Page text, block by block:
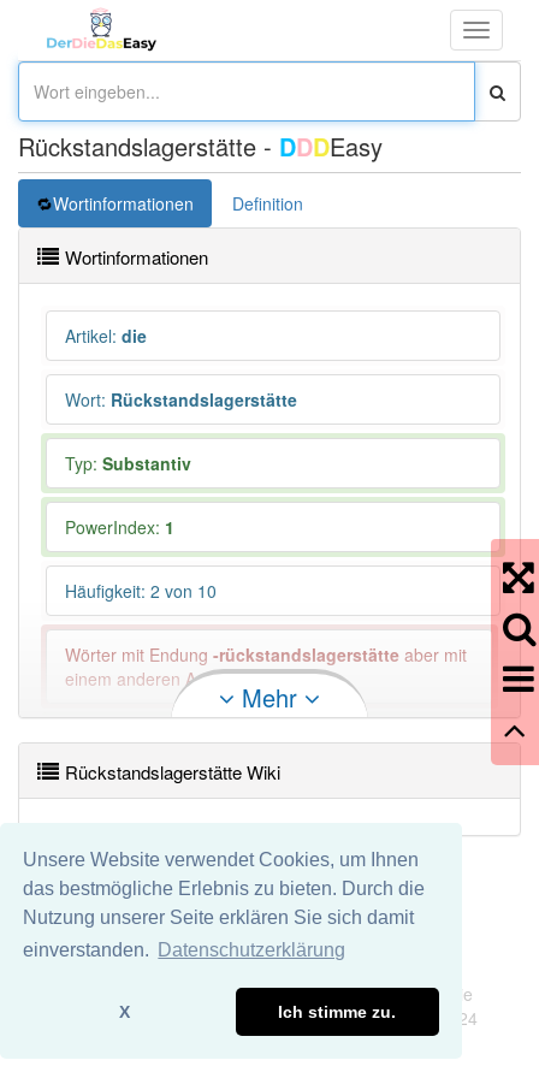
Unsere Website verwendet Cookies, um Ihnen
das bestmögliche Erlebnis zu bieten. Durch die
Nutzung unserer Seite erklären Sie sich damit
einverstanden.
Datenschutzerklärung
X Ich stimme zu.
Toggle
Rückstandslagerstätte - DDDEasy
Wortinformationen Definition
Wortinformationen
Artikel: die
Wort: Rückstandslagerstätte
Typ: Substantiv
PowerIndex: 1
Häufigkeit: 2 von 10
Wörter mit Endung -rückstandslagerstätte aber mit
einem anderen Artikel: -1
93% unserer Spielapp-Nutzer haben den Artikel
korrekt erraten.
Mehr
Rückstandslagerstätte Wiki
Wir übernehmen keine Garantie und keine Haftung für die
Richtigkeit und Vollständigkeit dieser Seite. DDDEasy 2024